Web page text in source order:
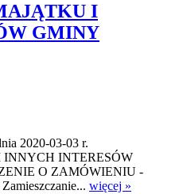
I
GMINY
2020-03-03 r.
INTERESÓW
O ZAMÓWIENIU -
więcej »